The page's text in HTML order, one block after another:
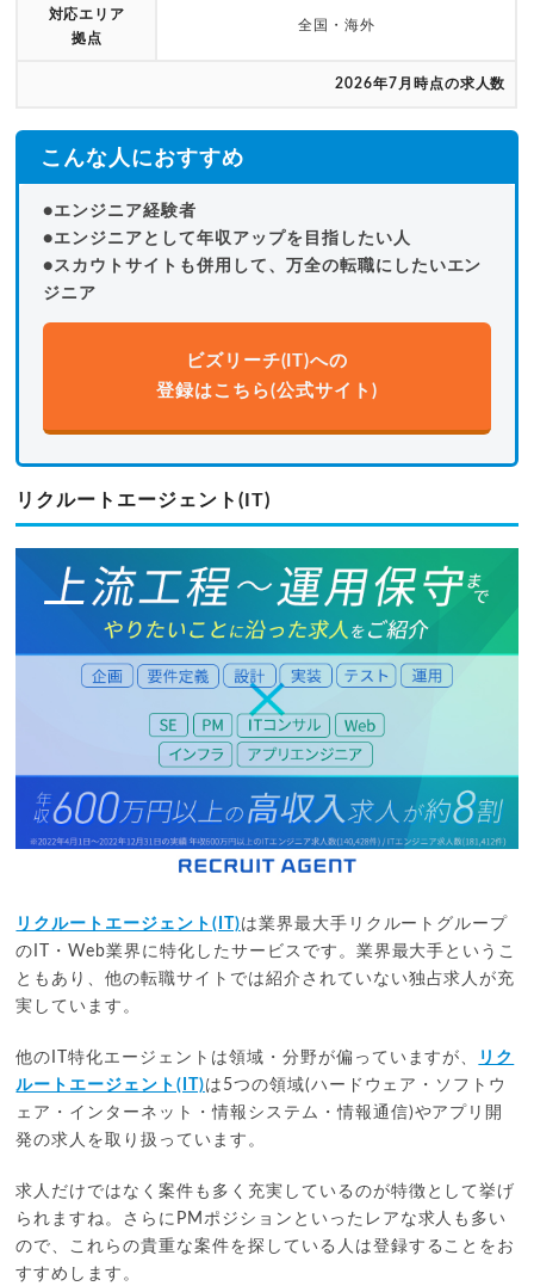
対応エリア
拠点
全国・海外
2026年7月時点の求人数
こんな人におすすめ
●エンジニア経験者
●エンジニアとして年収アップを目指したい人
●スカウトサイトも併用して、万全の転職にしたいエン
ジニア
ビズリーチ(IT)への
登録はこちら(公式サイト)
リクルートエージェント(IT)
リクルートエージェント(IT)は業界最大手リクルートグループ
のIT・Web業界に特化したサービスです。業界最大手というこ
ともあり、他の転職サイトでは紹介されていない独占求人が充
実しています。
他のIT特化エージェントは領域・分野が偏っていますが、
リク
ルートエージェント(IT)は5つの領域(ハードウェア・ソフトウ
ェア・インターネット・情報システム・情報通信)やアプリ開
発の求人を取り扱っています。
求人だけではなく案件も多く充実しているのが特徴として挙げ
られますね。さらにPMポジションといったレアな求人も多い
ので、これらの貴重な案件を探している人は登録することをお
すすめします。